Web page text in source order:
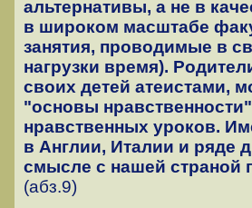
альтернативы, а не в
в широком масштабе
занятия, проводимые в
нагрузки время).
своих детей атеистами,
"основы
нравственных уроков.
в Англии, Италии и ряде
смысле с нашей страной
(абз.9)